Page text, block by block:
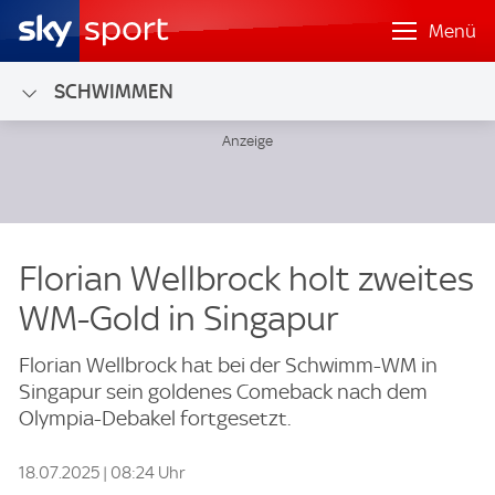
Menü
SCHWIMMEN
Florian Wellbrock holt zweites
WM-Gold in Singapur
Florian Wellbrock hat bei der Schwimm-WM in
Singapur sein goldenes Comeback nach dem
Olympia-Debakel fortgesetzt.
18.07.2025 | 08:24 Uhr